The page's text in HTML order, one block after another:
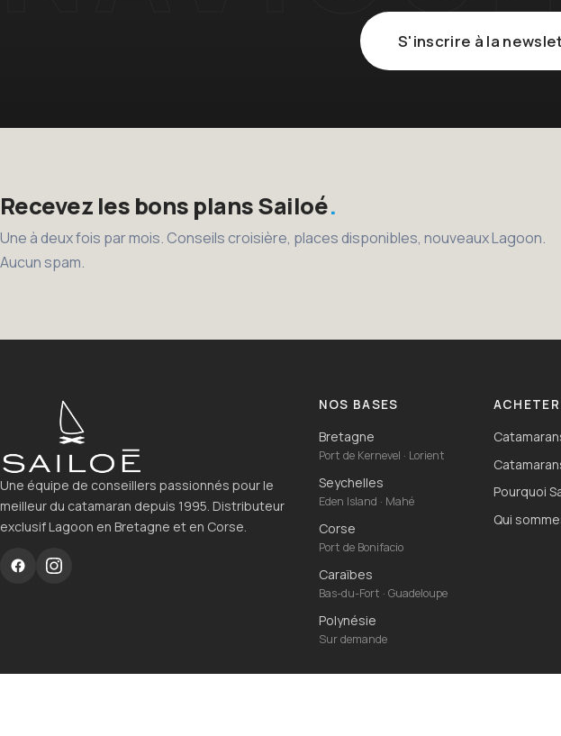
S'inscrire à la
Recevez les bons plans Sailoé
Une à deux fois par mois. Conseils croisière, places disponibles, nouveaux Lagoon.
Aucun spam.
Une équipe de conseillers passionnés pour le
meilleur du catamaran depuis 1995. Distributeur
exclusif Lagoon en Bretagne et en Corse.
NOS BASES
Bretagne
Port de Kernevel · Lorient
Seychelles
Eden Island · Mahé
Corse
Port de Bonifacio
Caraïbes
Bas-du-Fort · Guadeloupe
Polynésie
Sur demande
Pourquoi
Qui